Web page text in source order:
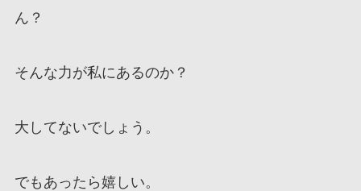
ん？
そんな力が私にあるのか？
大してないでしょう。
でもあったら嬉しい。